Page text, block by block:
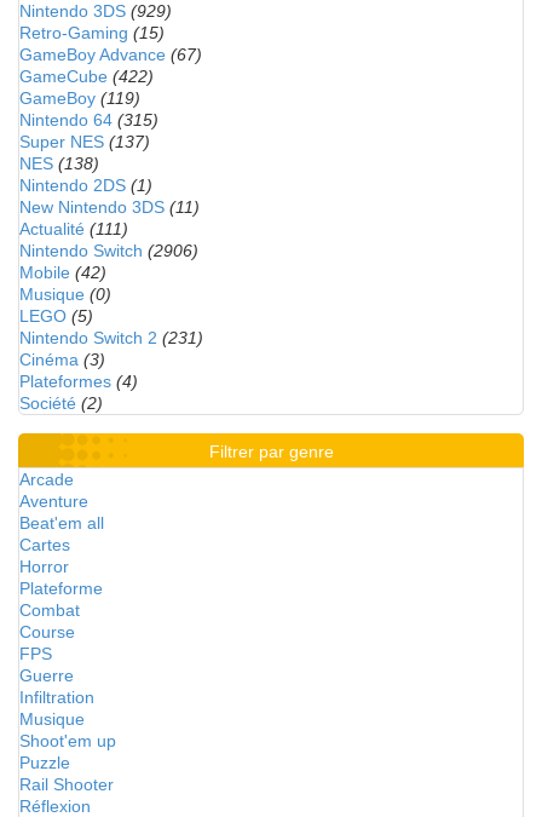
Nintendo 3DS (929)
Retro-Gaming (15)
GameBoy Advance (67)
GameCube (422)
GameBoy (119)
Nintendo 64 (315)
Super NES (137)
NES (138)
Nintendo 2DS (1)
New Nintendo 3DS (11)
Actualité (111)
Nintendo Switch (2906)
Mobile (42)
Musique (0)
LEGO (5)
Nintendo Switch 2 (231)
Cinéma (3)
Plateformes (4)
Société (2)
Filtrer par genre
Arcade
Aventure
Beat'em all
Cartes
Horror
Plateforme
Combat
Course
FPS
Guerre
Infiltration
Musique
Shoot'em up
Puzzle
Rail Shooter
Réflexion